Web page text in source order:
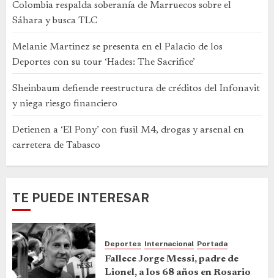
Colombia respalda soberanía de Marruecos sobre el
Sáhara y busca TLC
Melanie Martinez se presenta en el Palacio de los
Deportes con su tour ‘Hades: The Sacrifice’
Sheinbaum defiende reestructura de créditos del Infonavit
y niega riesgo financiero
Detienen a ‘El Pony’ con fusil M4, drogas y arsenal en
carretera de Tabasco
TE PUEDE INTERESAR
Deportes Internacional Portada
Fallece Jorge Messi, padre de
Lionel, a los 68 años en Rosario